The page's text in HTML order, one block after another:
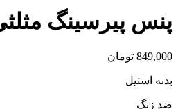
پنس پیرسینگ
849,000 تومان
بدنه استیل
ضد زنگ